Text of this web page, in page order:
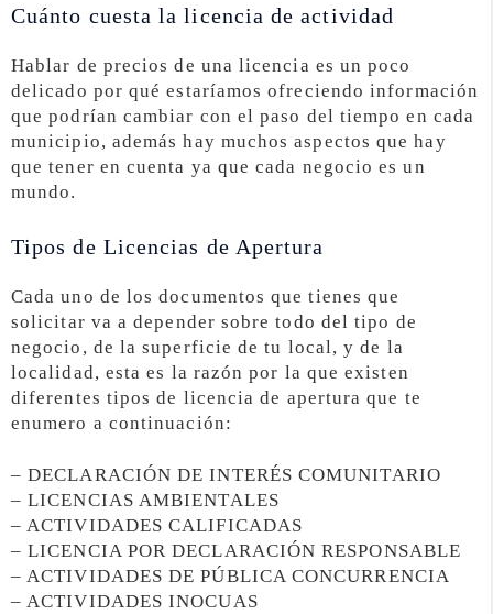
Cuánto cuesta la licencia de actividad
Hablar de precios de una licencia es un poco
delicado por qué estaríamos ofreciendo información
que podrían cambiar con el paso del tiempo en cada
municipio, además hay muchos aspectos que hay
que tener en cuenta ya que cada negocio es un
mundo.
Tipos de Licencias de Apertura
Cada uno de los documentos que tienes que
solicitar va a depender sobre todo del tipo de
negocio, de la superficie de tu local, y de la
localidad, esta es la razón por la que existen
diferentes tipos de licencia de apertura que te
enumero a continuación:
– DECLARACIÓN DE INTERÉS COMUNITARIO
– LICENCIAS AMBIENTALES
– ACTIVIDADES CALIFICADAS
– LICENCIA POR DECLARACIÓN RESPONSABLE
– ACTIVIDADES DE PÚBLICA CONCURRENCIA
– ACTIVIDADES INOCUAS